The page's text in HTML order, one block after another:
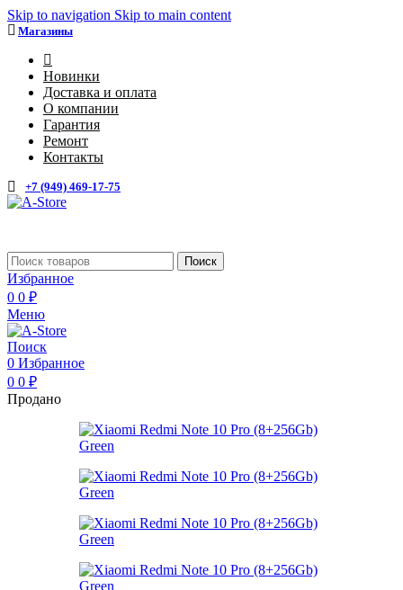
Skip to navigation Skip to main content
Магазины
Новинки
Доставка и оплата
О компании
Гарантия
Ремонт
Контакты
+7 (949) 469-17-75
Поиск
Избранное
0 0 ₽
Меню
Поиск
0 Избранное
0 0 ₽
Продано